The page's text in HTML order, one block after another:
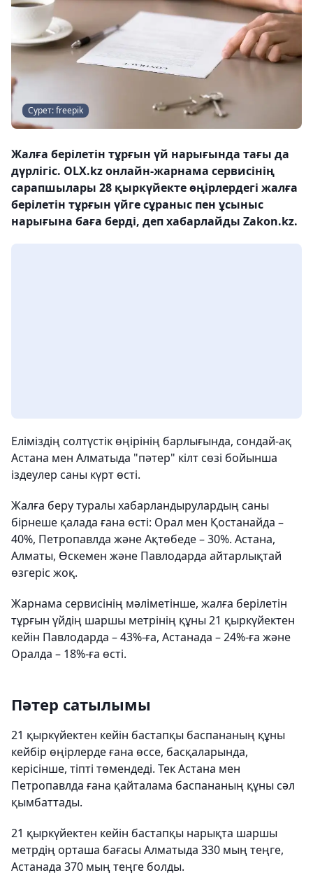
Сурет: freepik
Жалға берілетін тұрғын үй нарығында тағы да
дүрлігіс. OLX.kz онлайн-жарнама сервисінің
сарапшылары 28 қыркүйекте өңірлердегі жалға
берілетін тұрғын үйге сұраныс пен ұсыныс
нарығына баға берді, деп хабарлайды Zakon.kz.
Еліміздің солтүстік өңірінің барлығында, сондай-ақ
Астана мен Алматыда "пәтер" кілт сөзі бойынша
іздеулер саны күрт өсті.
Жалға беру туралы хабарландырулардың саны
бірнеше қалада ғана өсті: Орал мен Қостанайда –
40%, Петропавлда және Ақтөбеде – 30%. Астана,
Алматы, Өскемен және Павлодарда айтарлықтай
өзгеріс жоқ.
Жарнама сервисінің мәліметінше, жалға берілетін
тұрғын үйдің шаршы метрінің құны 21 қыркүйектен
кейін Павлодарда – 43%-ға, Астанада – 24%-ға және
Оралда – 18%-ға өсті.
Пәтер сатылымы
21 қыркүйектен кейін бастапқы баспананың құны
кейбір өңірлерде ғана өссе, басқаларында,
керісінше, тіпті төмендеді. Тек Астана мен
Петропавлда ғана қайталама баспананың құны сәл
қымбаттады.
21 қыркүйектен кейін бастапқы нарықта шаршы
метрдің орташа бағасы Алматыда 330 мың теңге,
Астанада 370 мың теңге болды.